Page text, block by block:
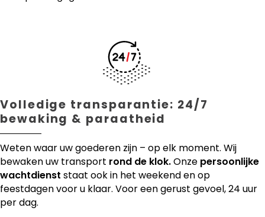
Volledige transparantie: 24/7
bewaking & paraatheid
Weten waar uw goederen zijn – op elk moment. Wij
bewaken uw transport rond de klok.Onze persoonlijke
wachtdienst staat ook in het weekend en op
feestdagen voor u klaar. Voor een gerust gevoel, 24 uur
per dag.